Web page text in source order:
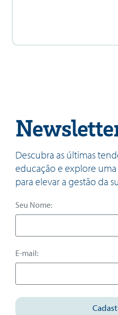
Descubra as últimas
educação e explore
para elevar a gestão da
Seu Nome:
E-mail: